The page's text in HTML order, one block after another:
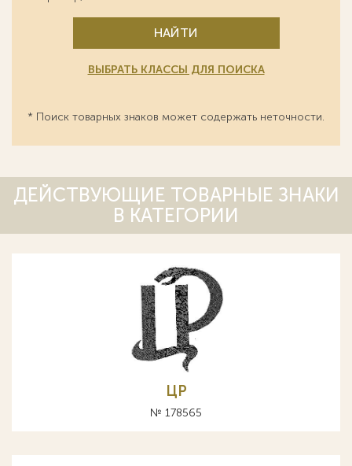
НАЙТИ
ВЫБРАТЬ КЛАССЫ ДЛЯ ПОИСКА
* Поиск товарных знаков может содержать неточности.
ДЕЙСТВУЮЩИЕ ТОВАРНЫЕ ЗНАКИ
В КАТЕГОРИИ
ЦР
№ 178565